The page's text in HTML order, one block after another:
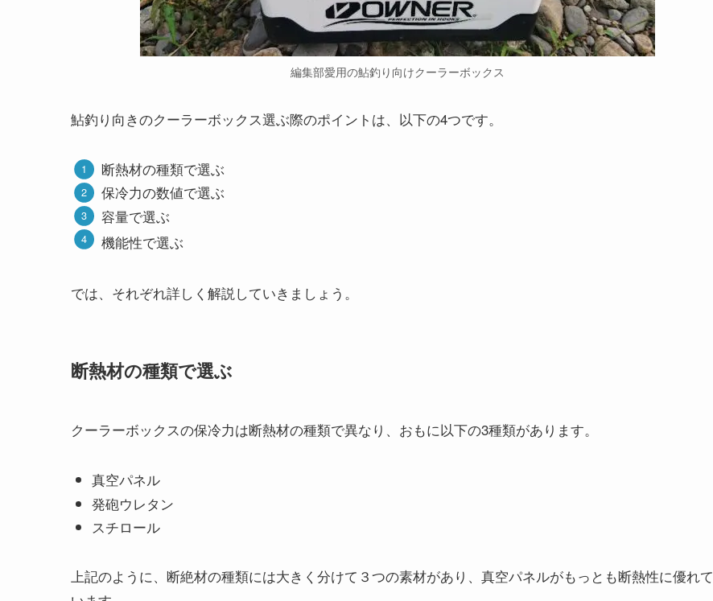
編集部愛用の鮎釣り向けクーラーボックス
鮎釣り向きのクーラーボックス選ぶ際のポイントは、以下の4つです。
断熱材の種類で選ぶ
保冷力の数値で選ぶ
容量で選ぶ
機能性で選ぶ
では、それぞれ詳しく解説していきましょう。
断熱材の種類で選ぶ
クーラーボックスの保冷力は断熱材の種類で異なり、おもに以下の3種類があります。
真空パネル
発砲ウレタン
スチロール
上記のように、断絶材の種類には大きく分けて３つの素材があり、真空パネルがもっとも断熱性に優れて